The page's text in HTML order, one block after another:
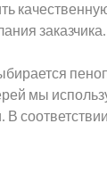
заказчика.
мы